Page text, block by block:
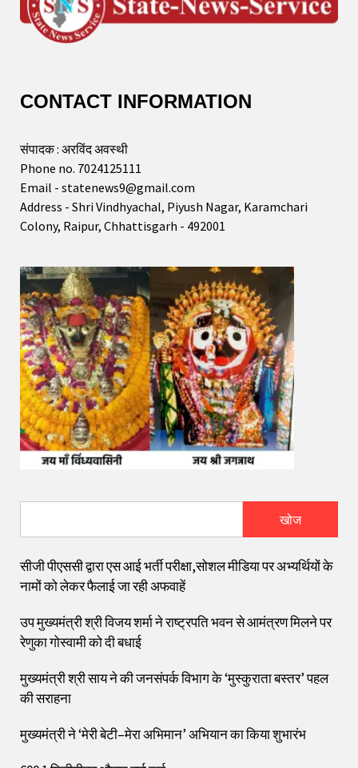
CONTACT INFORMATION
संपादक : अरविंद अवस्थी
Phone no. 7024125111
Email - statenews9@gmail.com
Address - Shri Vindhyachal, Piyush Nagar, Karamchari
Colony, Raipur, Chhattisgarh - 492001
खोज
सीजी पीएससी द्वारा एस आई भर्ती परीक्षा,सोशल मीडिया पर अभ्यर्थियों के
नामों को लेकर फैलाई जा रही अफवाहें
उप मुख्यमंत्री श्री विजय शर्मा ने राष्ट्रपति भवन से आमंत्रण मिलने पर
रेणुका गोस्वामी को दी बधाई
मुख्यमंत्री श्री साय ने की जनसंपर्क विभाग के ‘मुस्कुराता बस्तर’ पहल
की सराहना
मुख्यमंत्री ने ‘मेरी बेटी–मेरा अभिमान’ अभियान का किया शुभारंभ